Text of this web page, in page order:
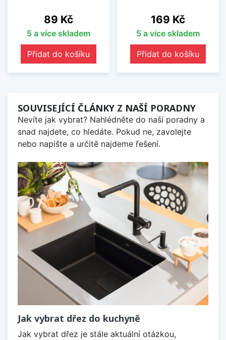
Cena
89 Kč
5 a více skladem
Přidat do košíku
Cena
169 Kč
5 a více skladem
Přidat do košíku
SOUVISEJÍCÍ ČLÁNKY Z NAŠÍ PORADNY
Nevíte jak vybrat? Nahlédněte do naší poradny a
snad najdete, co hledáte. Pokud ne, zavolejte
nebo napište a určitě najdeme řešení.
Jak vybrat dřez do kuchyně
Jak vybrat dřez je stále aktuální otázkou,